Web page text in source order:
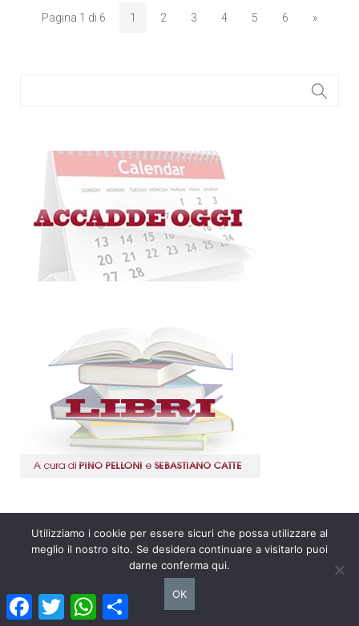
Pagina 1 di 6 1 2 3 4 5 6 »
FacebookTwitter WhatsAppCondividi
Utilizziamo i cookie per essere sicuri che possa utilizzare al
meglio il nostro sito. Se desidera continuare a visitarlo puoi
darne conferma qui.
OK